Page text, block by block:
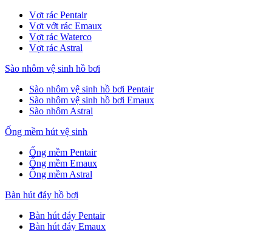
Vợt rác Pentair
Vợt vớt rác Emaux
Vợt rác Waterco
Vợt rác Astral
Sào nhôm vệ sinh hồ bơi
Sào nhôm vệ sinh hồ bơi Pentair
Sào nhôm vệ sinh hồ bơi Emaux
Sào nhôm Astral
Ống mềm hút vệ sinh
Ống mềm Pentair
Ống mềm Emaux
Ống mềm Astral
Bàn hút đáy hồ bơi
Bàn hút đáy Pentair
Bàn hút đáy Emaux